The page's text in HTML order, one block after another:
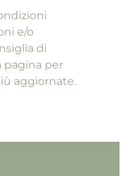
e/o
di
pagina per
aggiornate.